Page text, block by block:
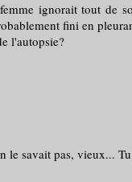
ignorait tout de
fini en
l'autopsie?
le savait pas, vieux...